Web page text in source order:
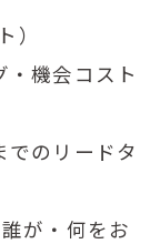
）
機会コスト
のリードタ
が・何をお